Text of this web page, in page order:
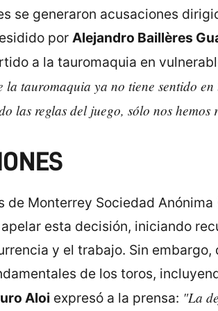
se generaron acusaciones
por Alejandro Baillères
a la tauromaquia en
la tauromaquia ya no tiene sentido
las reglas del juego, sólo nos
de Monterrey Sociedad
esta decisión, iniciando
y el trabajo. Sin
de los toros,
Aloi expresó a la prensa: "La